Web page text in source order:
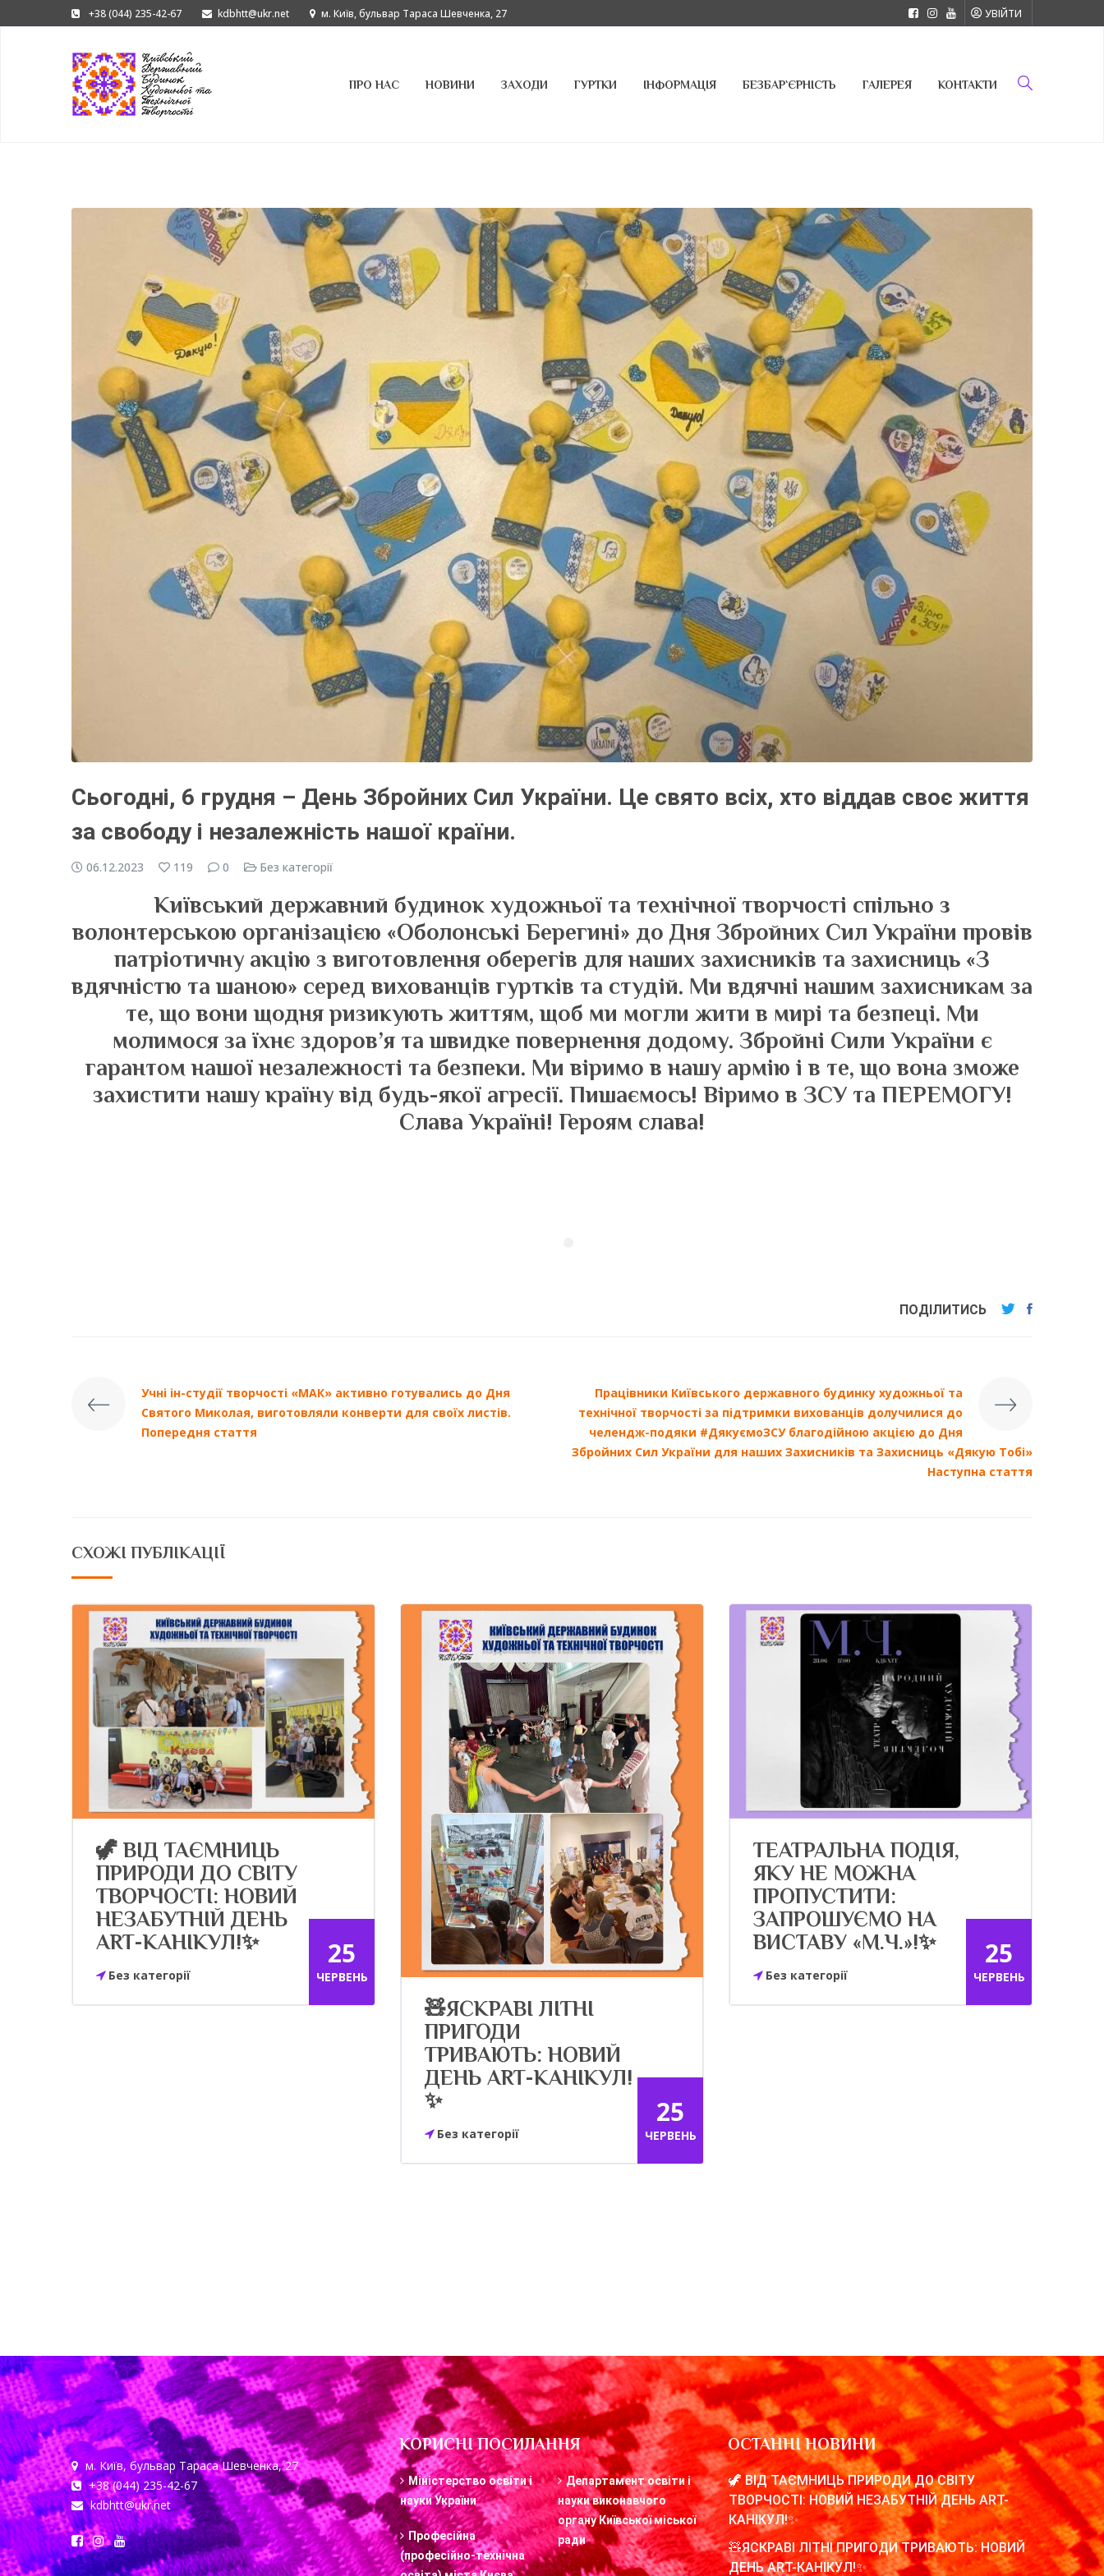
+38 (044) 235-42-67 kdbhtt@ukr.net м. Київ, бульвар Тараса Шевченка, 27 УВІЙТИ
ПРО НАС НОВИНИ ЗАХОДИ ГУРТКИ ІНФОРМАЦІЯ БЕЗБАР`ЄРНІСТЬ ГАЛЕРЕЯ КОНТАКТИ
Сьогодні, 6 грудня – День Збройних Сил України. Це свято всіх, хто віддав своє життя
за свободу і незалежність нашої країни.
06.12.2023 119 0 Без категорії
Київський державний будинок художньої та технічної творчості спільно з
волонтерською організацією «Оболонські Берегині» до Дня Збройних Сил України провів
патріотичну акцію з виготовлення оберегів для наших захисників та захисниць «З
вдячністю та шаною» серед вихованців гуртків та студій. Ми вдячні нашим захисникам за
те, що вони щодня ризикують життям, щоб ми могли жити в мирі та безпеці. Ми
молимося за їхнє здоров’я та швидке повернення додому. Збройні Сили України є
гарантом нашої незалежності та безпеки. Ми віримо в нашу армію і в те, що вона зможе
захистити нашу країну від будь-якої агресії. Пишаємось! Віримо в ЗСУ та ПЕРЕМОГУ!
Слава Україні! Героям слава!
ПОДІЛИТИСЬ
Учні ін-студії творчості «МАК» активно готувались до Дня
Святого Миколая, виготовляли конверти для своїх листів.
Попередня стаття
Працівники Київського державного будинку художньої та
технічної творчості за підтримки вихованців долучилися до
челендж-подяки #ДякуємоЗСУ благодійною акцією до Дня
Збройних Сил України для наших Захисників та Захисниць «Дякую Тобі»
Наступна стаття
СХОЖІ ПУБЛІКАЦІЇ
🦖 ВІД ТАЄМНИЦЬ
ПРИРОДИ ДО СВІТУ
ТВОРЧОСТІ: НОВИЙ
НЕЗАБУТНІЙ ДЕНЬ
ART-КАНІКУЛ!✨
Без категорії
25
ЧЕРВЕНЬ
🧸ЯСКРАВІ ЛІТНІ
ПРИГОДИ
ТРИВАЮТЬ: НОВИЙ
ДЕНЬ ART-КАНІКУЛ!
✨
Без категорії
25
ЧЕРВЕНЬ
ТЕАТРАЛЬНА ПОДІЯ,
ЯКУ НЕ МОЖНА
ПРОПУСТИТИ:
ЗАПРОШУЄМО НА
ВИСТАВУ «М.Ч.»!✨
Без категорії
25
ЧЕРВЕНЬ
м. Київ, бульвар Тараса Шевченка, 27
+38 (044) 235-42-67
kdbhtt@ukr.net
КОРИСНІ ПОСИЛАННЯ
Міністерство освіти і
науки України
Професійна
(професійно-технічна
Департамент освіти і
науки виконавчого
органу Київської міської
ради
ОСТАННІ НОВИНИ
🦖 ВІД ТАЄМНИЦЬ ПРИРОДИ ДО СВІТУ
ТВОРЧОСТІ: НОВИЙ НЕЗАБУТНІЙ ДЕНЬ ART-
КАНІКУЛ!✨
🧸ЯСКРАВІ ЛІТНІ ПРИГОДИ ТРИВАЮТЬ: НОВИЙ
ДЕНЬ ART-КАНІКУЛ!✨